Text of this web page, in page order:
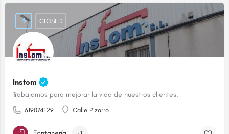
Instom
Trabajamos para mejorar la vida de nuestros clientes.
619074129 Calle Pizarro
CLOSED